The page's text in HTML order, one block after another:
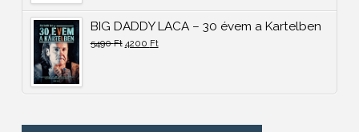
BIG DADDY LACA – 30 évem a Kartelben
5490Ft 4200 Ft